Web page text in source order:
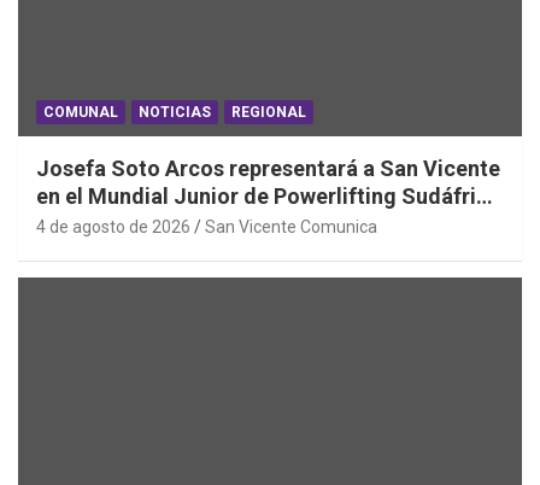
COMUNAL NOTICIAS REGIONAL
Josefa Soto Arcos representará a San Vicente
en el Mundial Junior de Powerlifting Sudáfrica
2026
4 de agosto de 2026 San Vicente Comunica